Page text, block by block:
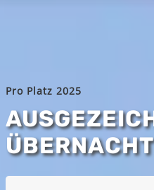
Pro Platz 2025